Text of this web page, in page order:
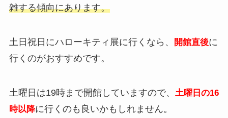
雑する傾向にあります。
土日祝日にハローキティ展に行くなら、 開館直後に
行くのがおすすめです。
土曜日は19時まで開館していますので、 土曜日の16
時以降に行くのも良いかもしれません。